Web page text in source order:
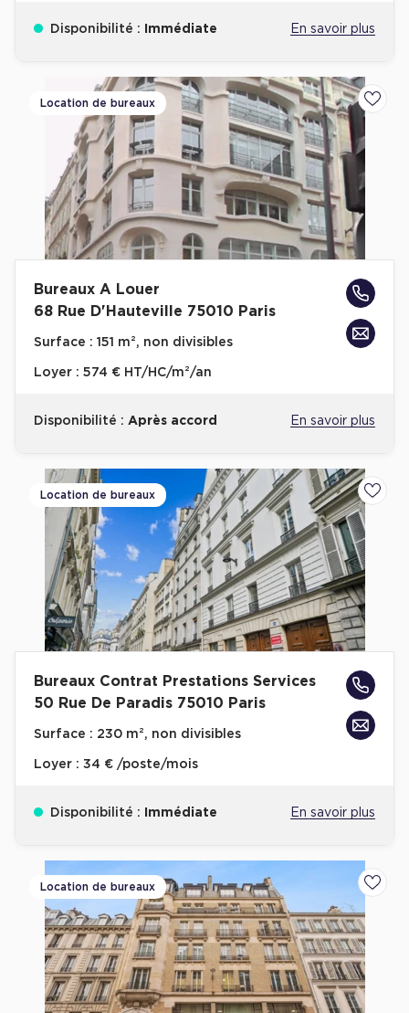
Bureaux privés
Bureaux privés à Lyon
Bureaux privés à Marseille
Bureaux privés à Neuilly-sur-Seine
Bureaux privés à Lille
Plateaux opérés
Plateaux opérés à Paris
Plateaux opérés à Lyon
Plateaux opérés à Saint-Ouen
Plateaux opérés à Boulogne-Billancourt
Collections Flex / Coworking
Guide & Conseils
Livrets blancs & Études
Cas Clients
Disponibilité : Immédiate En savoir plus
Location de bureaux
Bureaux A Louer
68 Rue D'Hauteville 75010 Paris
Surface : 151 m², non divisibles
Loyer : 574 € HT/HC/m²/an
Disponibilité : Après accord En savoir plus
Location de bureaux
Bureaux Contrat Prestations Services
50 Rue De Paradis 75010 Paris
Surface : 230 m², non divisibles
Loyer : 34 € /poste/mois
Disponibilité : Immédiate En savoir plus
Location de bureaux